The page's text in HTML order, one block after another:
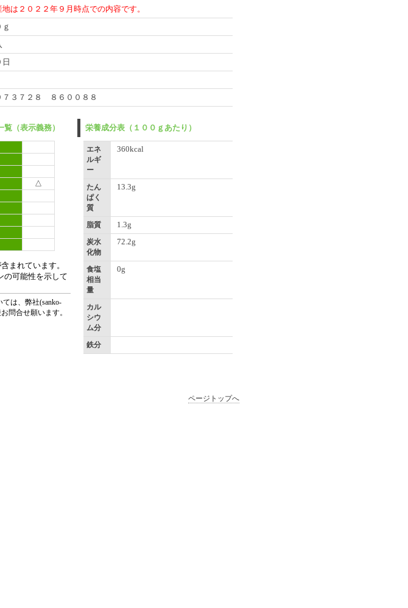
は２０２２年９月時点での内容です。
ｇ
日
３７２８ ８６００８８
（表示義務）
△
まれています。
可能性を示して
は、弊社(sanko-
問合せ願います。
栄養成分表（１００ｇあたり）
エネ
ルギ
ー
360kcal
たん
ぱく
質
13.3g
脂質 1.3g
炭水
化物
72.2g
食塩
相当
量
0g
カル
シウ
ム分
鉄分
ページトップへ